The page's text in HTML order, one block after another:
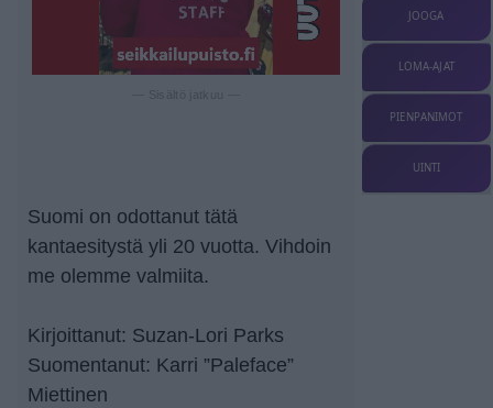
Suomi on odottanut tätä
kantaesitystä yli 20 vuotta. Vihdoin
me olemme valmiita.
Kirjoittanut: Suzan-Lori Parks
Suomentanut: Karri ”Paleface”
Miettinen
JOOGA
LOMA-AJAT
PIENPANIMOT
UINTI